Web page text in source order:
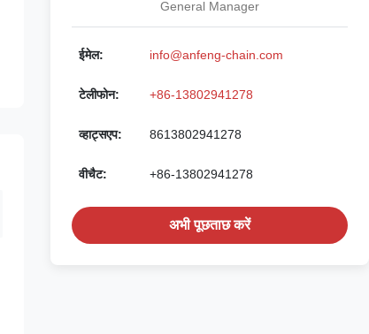
General Manager
ईमेल: info@anfeng-chain.com
टेलीफोन: +86-13802941278
व्हाट्सएप: 8613802941278
वीचैट: +86-13802941278
अभी पूछताछ करें